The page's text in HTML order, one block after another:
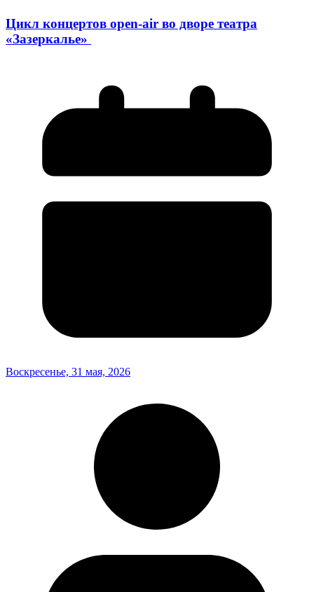
Цикл концертов open-air во дворе театра
«Зазеркалье»
Воскресенье, 31 мая, 2026